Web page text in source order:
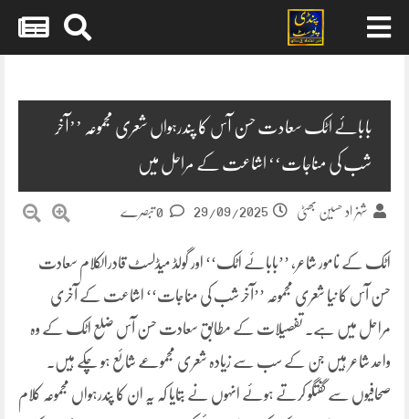
بابائے اٹک سعادت حسن آس کا پندرہواں شعری مجموعہ ’’آخر
شب کی مناجات‘‘ اشاعت کے مراحل میں
شہزاد حسین بھٹی 29/09/2025
اٹک کے نامور شاعر، ’’بابائے اٹک‘‘ اور گولڈ میڈلسٹ قادرالکلام سعادت
حسن آس کا نیا شعری مجموعہ ’’آخر شب کی مناجات‘‘ اشاعت کے آخری
مراحل میں ہے۔ تفصیلات کے مطابق سعادت حسن آس ضلع اٹک کے وہ
واحد شاعر ہیں جن کے سب سے زیادہ شعری مجموعے شائع ہو چکے ہیں۔
صحافیوں سے گفتگو کرتے ہوئے انہوں نے بتایا کہ یہ ان کا پندرہواں مجموعہ کلام